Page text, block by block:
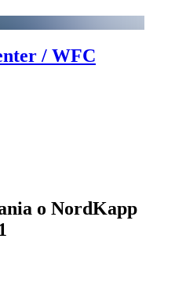
/ WFC
o NordKapp